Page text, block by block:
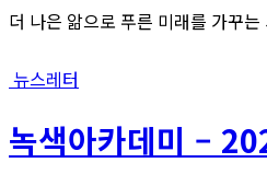
더 나은 앎으로 푸른 미래를 가꾸
뉴스레터
녹색아카데미 –